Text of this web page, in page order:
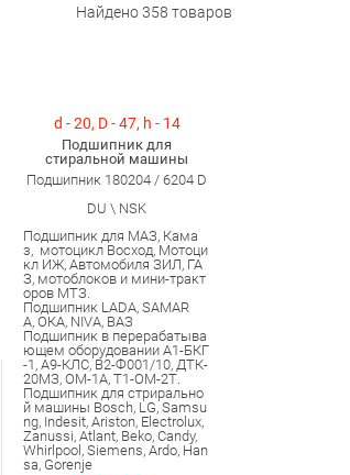
Найдено358 товаров
d - 20, D - 47, h - 14
Подшипник для
стиральной машины
Подшипник 180204 / 6204 D
DU \ NSK
Подшипник для МАЗ, Кама
з, мотоцикл Восход, Мотоци
кл ИЖ, Автомобиля ЗИЛ, ГА
З, мотоблоков и мини-тракт
оров МТЗ.
Подшипник LADA, SAMAR
A, ОКА, NIVA, ВАЗ
Подшипник в перерабатыва
ющем оборудовании А1-БКГ
-1, А9-КЛС, В2-Ф001/10, ДТК-
20МЗ, ОМ-1А, Т1-ОМ-2Т.
Подшипник для стрирально
й машины Bosch, LG, Samsu
ng, Indesit, Ariston, Electrolux,
Zanussi, Atlant, Beko, Candy,
Whirlpool, Siemens, Ardo, Han
sa, Gorenje